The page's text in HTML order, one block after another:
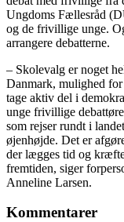
Ungdoms Fællesråd
og de frivillige unge.
arrangere debatterne.
– Skolevalg er noget
Danmark, mulighed
tage aktiv del i
unge frivillige
som rejser rundt i
øjenhøjde. Det er
der lægges tid og
fremtiden, siger
Anneline Larsen.
Kommentarer